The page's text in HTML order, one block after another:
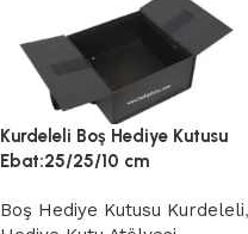
Kurdeleli Boş Hediye Kutusu
Ebat:25/25/10 cm
Boş Hediye Kutusu Kurdeleli,